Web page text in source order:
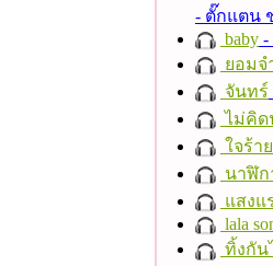
- ตั๊กแตน
baby -
ยอม
จันทร์
ไม่คิด
ใจร้าย
นาฬิก
แสงแ
lala
ทิ้งกัน